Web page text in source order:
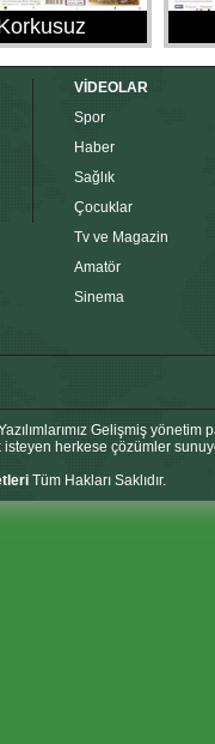
VİDEOLAR
Spor
Haber
Sağlık
Çocuklar
Tv ve Magazin
Amatör
Sinema
Gelişmiş
herkese çözümler
Tüm Hakları Saklıdır.